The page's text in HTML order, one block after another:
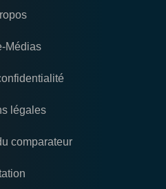
Médias
légales
comparateur